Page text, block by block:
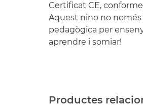
Certificat CE,
Aquest nino no
pedagògica per
aprendre i somiar!
Productes